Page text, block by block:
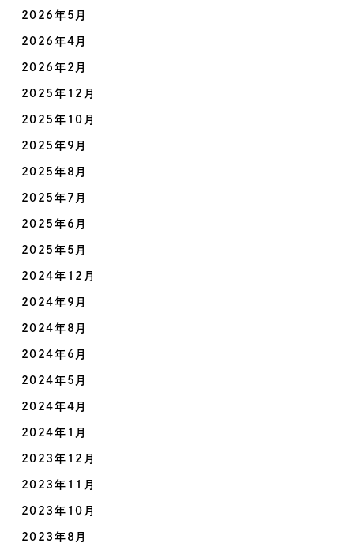
2026年5月
2026年4月
2026年2月
2025年12月
2025年10月
2025年9月
2025年8月
2025年7月
2025年6月
2025年5月
2024年12月
2024年9月
2024年8月
2024年6月
2024年5月
2024年4月
2024年1月
2023年12月
2023年11月
2023年10月
2023年8月